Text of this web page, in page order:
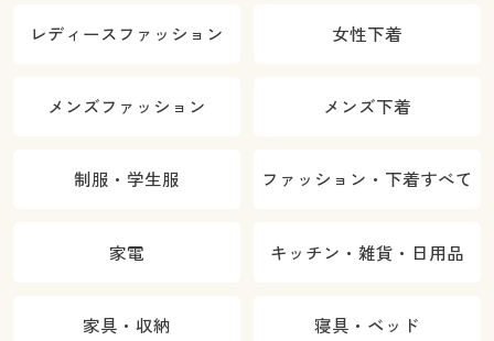
レディースファッション 女性下着
メンズファッション メンズ下着
制服・学生服 ファッション・下着すべて
家電 キッチン・雑貨・日用品
家具・収納 寝具・ベッド